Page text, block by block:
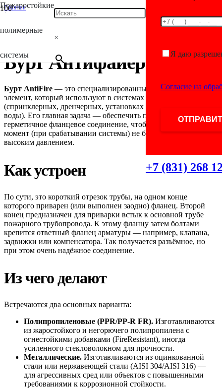
Пожаростойкие
полимерные
системы
×
Я даю
Согласие на
+7 (831) 268
Главная
/
/
Бурт Антифайер
Бурт AntiFire — это специализированный соединительный
элемент, который используют в системах пожаротушения
(спринклерных, дренчерных, установках тонкораспылённой
воды). Его главная задача — обеспечить прочное и
герметичное фланцевое соединение, чтобы в критический
момент (при срабатывании системы) не было протечек под
высоким давлением.
Как устроен
По сути, это короткий отрезок трубы, на одном конце
которого приварен (или выполнен заодно) фланец. Второй
конец предназначен для приварки встык к основной трубе
пожарного трубопровода. К этому фланцу затем болтами
крепится ответный фланец арматуры — например, клапана,
задвижки или компенсатора. Так получается разъёмное, но
при этом очень надёжное соединение.
Из чего делают
Встречаются два основных варианта:
Полипропиленовые (PPR/PP-R FR). Изготавливаются
из жаростойкого и негорючего полипропилена с
огнестойкими добавками (FireResistant), иногда
усиленного стекловолокном для прочности.
Металлические. Изготавливаются из оцинкованной
стали или нержавеющей стали (AISI 304/AISI 316) —
для агрессивных сред или объектов с повышенными
требованиями к коррозионной стойкости.